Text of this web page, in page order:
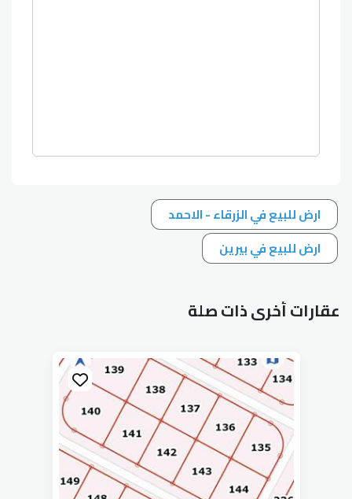
ارض للبيع في الزرقاء - الاحمد
ارض للبيع في بيرين
عقارات أخرى ذات صلة